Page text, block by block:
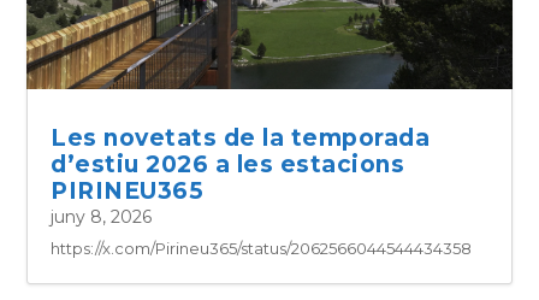
Les novetats de la temporada
d’estiu 2026 a les estacions
PIRINEU365
juny 8, 2026
https://x.com/Pirineu365/status/2062566044544434358